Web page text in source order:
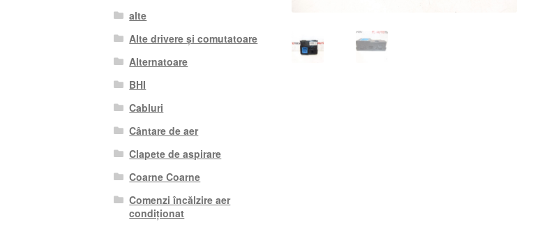
alte
Alte drivere și comutatoare
Alternatoare
BHI
Cabluri
Cântare de aer
Clapete de aspirare
Coarne Coarne
Comenzi încălzire aer
condiționat